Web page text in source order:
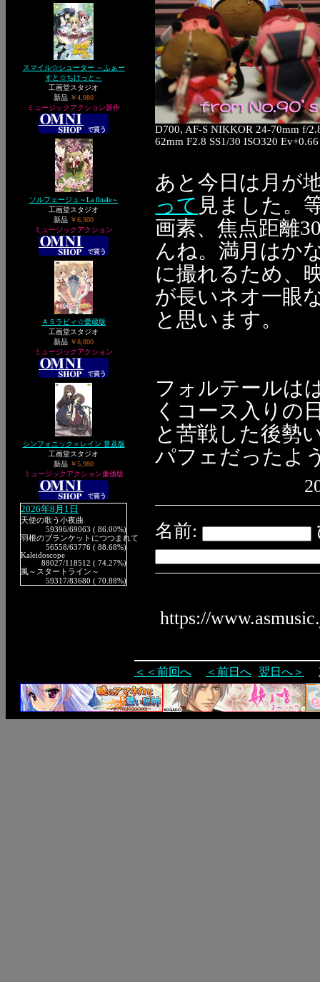
スマイル☆シューター ～ふぁー
すと☆ちけっと～
工画堂スタジオ
新品 ￥4,980
ミュージックアクション新作
ソルフェージュ～La finale～
工画堂スタジオ
新品 ￥6,300
ミュージックアクション
ＡＳラビィ☆愛蔵版
工画堂スタジオ
新品 ￥8,800
ミュージックアクション
シンフォニック＝レイン 普及版
工画堂スタジオ
新品 ￥5,980
ミュージックアクション廉価版
2026年8月1日
天使の歌う小夜曲
59396/69063 ( 86.00%)
羽根のブランケットにつつまれて
56558/63776 ( 88.68%)
Kaleidoscope
88027/118512 ( 74.27%)
風～スタートライン～
59317/83680 ( 70.88%)
D700, AF-S NIKKOR 24-70mm f/
62mm F2.8 SS1/30 ISO320 Ev+0.66
あと今日は月が
って 見ました。
画素、焦点距離
んね。満月はか
に撮れるため、
が長いネオ一眼
と思います。
フォルテールは
くコース入りの
と苦戦した後勢
パフェだったよ
名前:
https://
＜＜前回へ ＜前日へ 翌日へ＞